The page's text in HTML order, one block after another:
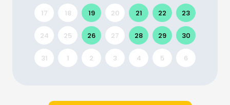
17 18 19 20 21 22 23
24 25 26 27 28 29 30
31 1 2 3 4 5 6